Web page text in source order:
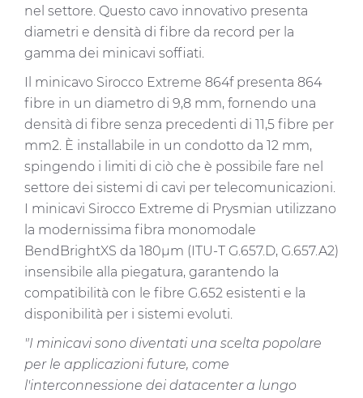
nel settore. Questo cavo innovativo presenta
diametri e densità di fibre da record per la
gamma dei minicavi soffiati.
Il minicavo Sirocco Extreme 864f presenta 864
fibre in un diametro di 9,8 mm, fornendo una
densità di fibre senza precedenti di 11,5 fibre per
mm2. È installabile in un condotto da 12 mm,
spingendo i limiti di ciò che è possibile fare nel
settore dei sistemi di cavi per telecomunicazioni.
I minicavi Sirocco Extreme di Prysmian utilizzano
la modernissima fibra monomodale
BendBrightXS da 180µm (ITU-T G.657.D, G.657.A2)
insensibile alla piegatura, garantendo la
compatibilità con le fibre G.652 esistenti e la
disponibilità per i sistemi evoluti.
"I minicavi sono diventati una scelta popolare
per le applicazioni future, come
l'interconnessione dei datacenter a lungo